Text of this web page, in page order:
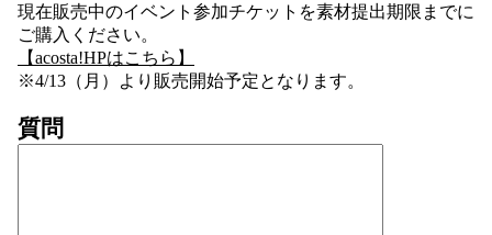
現在販売中のイベント参加チケットを素材提出期限までに
ご購入ください。
【acosta!HPはこちら】
※4/13（月）より販売開始予定となります。
質問